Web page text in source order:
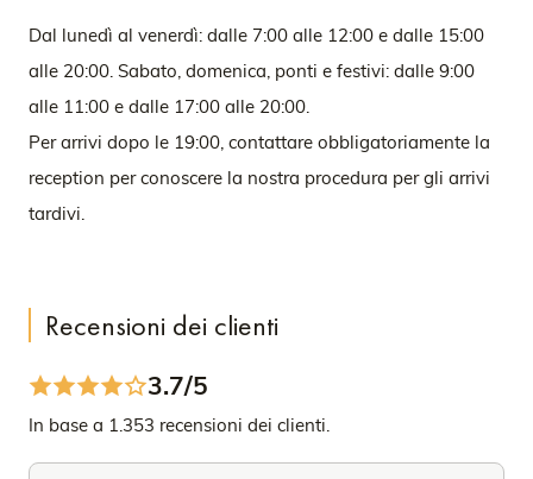
Dal lunedì al venerdì: dalle 7:00 alle 12:00 e dalle 15:00
alle 20:00. Sabato, domenica, ponti e festivi: dalle 9:00
alle 11:00 e dalle 17:00 alle 20:00.
Per arrivi dopo le 19:00, contattare obbligatoriamente la
reception per conoscere la nostra procedura per gli arrivi
tardivi.
Recensioni dei clienti
3.7/5
In base a 1.353 recensioni dei clienti.